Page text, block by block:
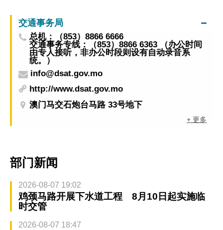
交通事务局
总机：（853）8866 6666
交通事务专线：（853）8866 6363 （办公时间
由专人接听，非办公时段则设有自动录音系
统。）
info@dsat.gov.mo
http://www.dsat.gov.mo
澳门马交石炮台马路 33号地下
+ 更多
部门新闻
2026-08-07 19:02
鸡颈马路开展下水道工程 8月10日起实施临
时交管
2026-08-07 18:47